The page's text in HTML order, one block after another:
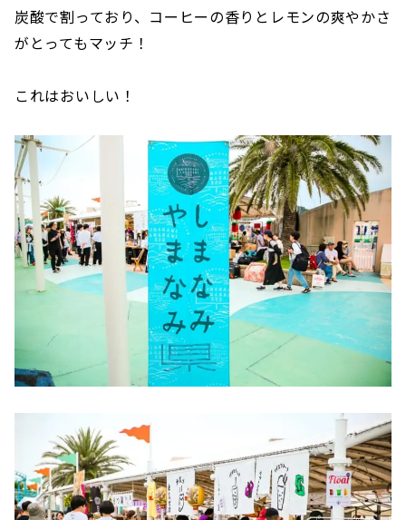
炭酸で割っており、コーヒーの香りとレモンの爽やかさ
がとってもマッチ！
これはおいしい！